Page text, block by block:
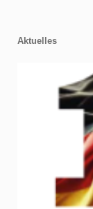
Aktuelles